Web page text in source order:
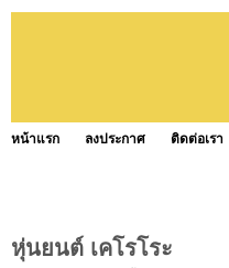
หน้าแรก ลงประกาศ ติดต่อเรา
หุ่นยนต์ เคโรโระ